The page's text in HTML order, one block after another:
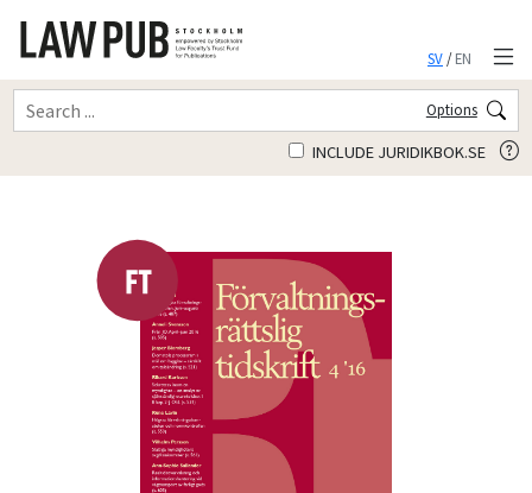
SV/EN
Options
INCLUDE JURIDIKBOK.SE